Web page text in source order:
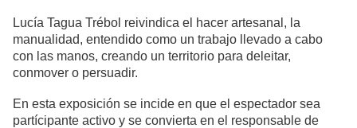
Lucía Tagua Trébol reivindica el hacer artesanal, la
manualidad, entendido como un trabajo llevado a cabo
con las manos, creando un territorio para deleitar,
conmover o persuadir.
En esta exposición se incide en que el espectador sea
partícipante activo y se convierta en el responsable de